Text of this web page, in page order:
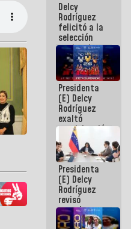
Delcy
Rodríguez
felicitó a la
selección
nacional
masculina
de voleibol
campeona
de la Copa
Panamericana
Sub-17
Presidenta
(E) Delcy
Rodríguez
exaltó
participación
de
Venezuela
en Juegos
Centroamericanos
y del Caribe
2026
Presidenta
(E) Delcy
Rodríguez
revisó
agenda
económica y